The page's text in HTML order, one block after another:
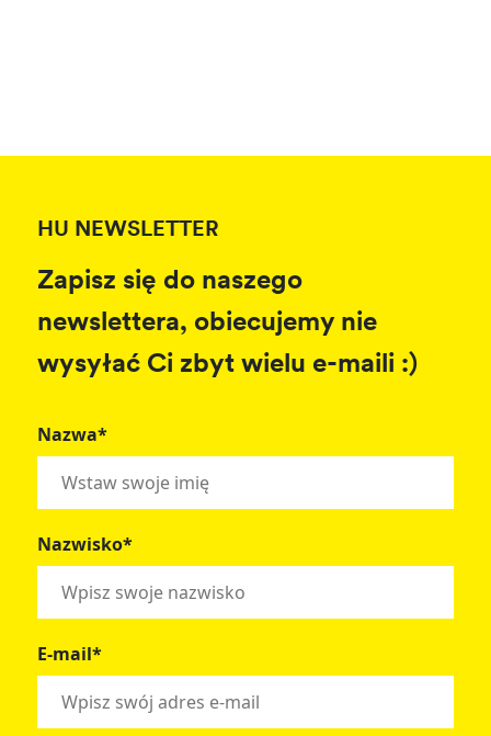
HU NEWSLETTER
Zapisz się do naszego
newslettera, obiecujemy nie
wysyłać Ci zbyt wielu e-maili :)
Nazwa*
Nazwisko*
E-mail*